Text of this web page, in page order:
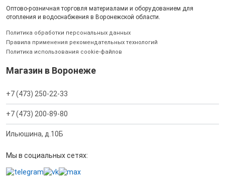
Оптово-розничная торговля материалами и оборудованием для
отопления и водоснабжения в Воронежской области.
Политика обработки персональных данных
Правила применения рекомендательных технологий
Политика использования cookie-файлов
Магазин в Воронеже
+7 (473) 250-22-33
+7 (473) 200-89-80
Ильюшина, д.10Б
Мы в социальных сетях: